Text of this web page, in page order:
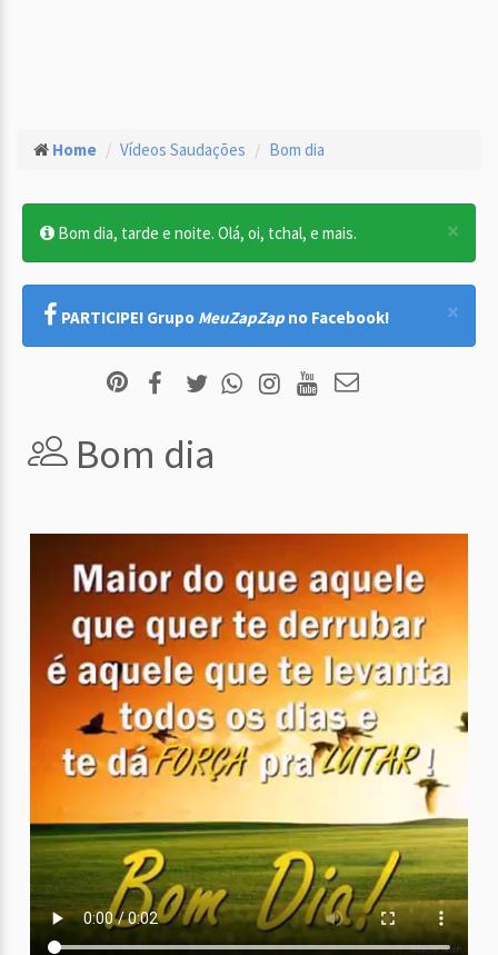
Home Vídeos Saudações Bom dia
×
Bom dia, tarde e noite. Olá, oi, tchal, e mais.
×
PARTICIPE! Grupo MeuZapZap no Facebook!
Bom dia